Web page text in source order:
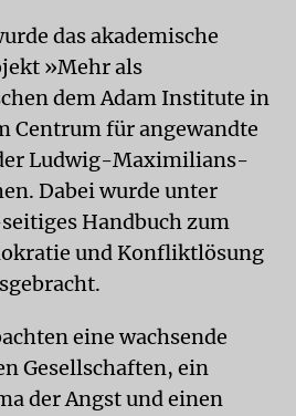
das akademische
»Mehr als
dem Adam Institute in
Centrum für angewandte
Ludwig-Maximilians-
Dabei wurde unter
Handbuch zum
und Konfliktlösung
eine wachsende
Gesellschaften, ein
der Angst und einen